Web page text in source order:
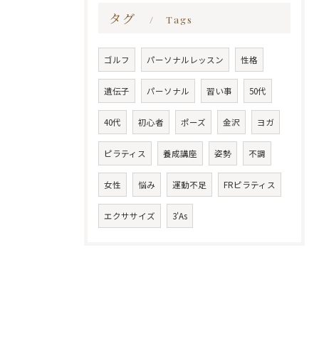
タグ Tags
ゴルフ パーソナルレッスン 性格
遺伝子 パーソナル 習い事 50代
40代 初心者 ポーズ 金沢 ヨガ
ピラティス 養成講座 姿勢 不調
女性 悩み 運動不足 FRピラティス
エクササイズ 3'As